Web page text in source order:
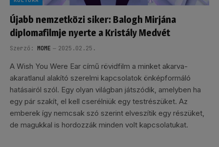
Újabb nemzetközi siker: Balogh Mirjána
diplomafilmje nyerte a Kristály Medvét
Szerző: MOME 2025.02.25.
A Wish You Were Ear című rövidfilm a minket akarva-
akaratlanul alakító szerelmi kapcsolatok önképformáló
hatásairól szól. Egy olyan világban játszódik, amelyben ha
egy pár szakít, el kell cserélniük egy testrészüket. Az
emberek így nemcsak szó szerint elveszítik egy részüket,
de magukkal is hordozzák minden volt kapcsolatukat.